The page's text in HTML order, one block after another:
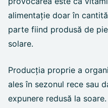
alimentație doar în
parte fiind produsă de
solare.
Producția proprie a
ales în sezonul rece sau
expunere redusă la